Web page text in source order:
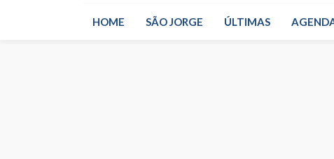
HOME SÃO JORGE ÚLTIMAS